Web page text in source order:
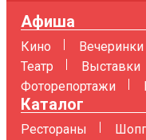
Афиша
Кино Вечеринки
Театр
Выставки
Фоторепортажи
Каталог
Рестораны